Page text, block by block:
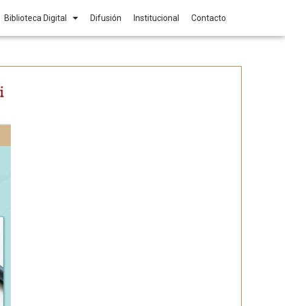
Biblioteca Digital Difusión Institucional Contacto